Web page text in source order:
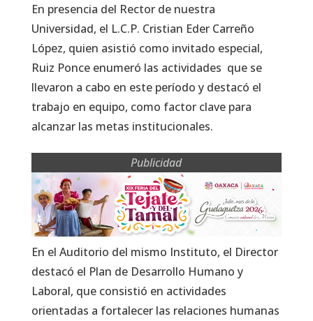
En presencia del Rector de nuestra
Universidad, el L.C.P. Cristian Eder Carreño
López, quien asistió como invitado especial,
Ruiz Ponce enumeró las actividades que se
llevaron a cabo en este período y destacó el
trabajo en equipo, como factor clave para
alcanzar las metas institucionales.
Publicidad
En el Auditorio del mismo Instituto, el Director
destacó el Plan de Desarrollo Humano y
Laboral, que consistió en actividades
orientadas a fortalecer las relaciones humanas